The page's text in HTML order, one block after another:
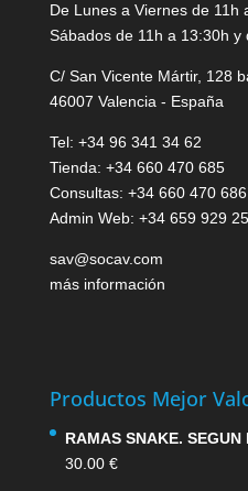
De Lunes a Viernes de 11h
Sábados de 11h a 13:30h y
C/ San Vicente Mártir, 128
46007 Valencia - España
Tel: +34 96 341 34 62
Tienda: +34 660 470 685
Consultas: +34 660 470 686
Admin Web: +34 659 929
sav@socav.com
más información
Productos Mejor
RAMAS SNAKE. SEGUN
30.00 €